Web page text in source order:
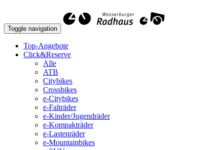
Toggle navigation
Top-Angebote
Click&Reserve
Alle
ATB
Citybikes
Crossbikes
e-Citybikes
e-Falträder
e-Kinder/Jugendräder
e-Kompakträder
e-Lastenräder
e-Mountainbikes